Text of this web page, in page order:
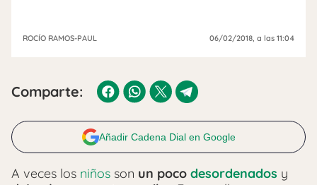
ROCÍO RAMOS-PAUL 06/02/2018 , a las 11:04
Comparte:
Añadir Cadena Dial en Google
A veces los niños son un poco desordenados y